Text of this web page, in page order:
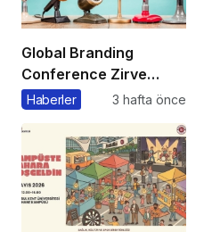
Global Branding
Conference Zirve
Başkanı’ndan Önemli
Haberler 3 hafta önce